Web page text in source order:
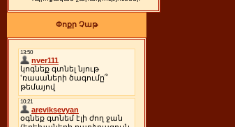
Փոքր Չաթ